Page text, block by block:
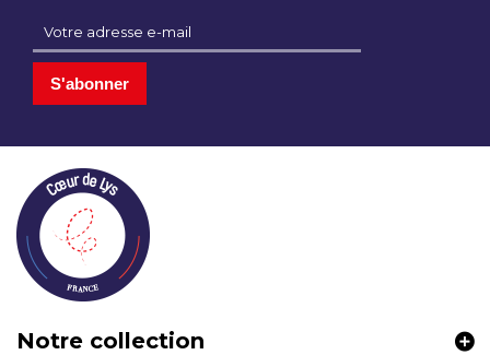
S'abonner
Notre collection